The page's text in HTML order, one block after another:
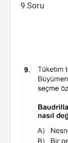
9.Soru